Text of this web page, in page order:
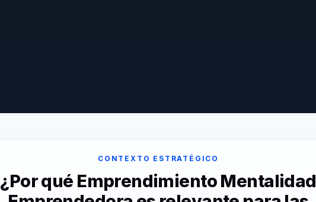
CONTEXTO ESTRATÉGICO
¿Por qué Emprendimiento Mentalidad